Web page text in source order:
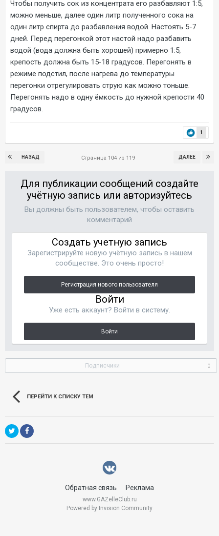
Чтобы получить сок из концентрата его разбавляют 1:5,
можно меньше, далее один литр полученного сока на
один литр спирта до разбавления водой. Настоять 5-7
дней. Перед перегонкой этот настой надо разбавить
водой (вода должна быть хорошей) примерно 1:5,
крепость должна быть 15-18 градусов. Перегонять в
режиме подстил, после нагрева до температуры
перегонки отрегулировать струю как можно тоньше.
Перегонять надо в одну ёмкость до нужной крепости 40
градусов.
1
НАЗАД ДАЛЕЕ
Страница 104 из 119
Для публикации сообщений создайте
учётную запись или авторизуйтесь
Вы должны быть пользователем, чтобы оставить
комментарий
Создать учетную запись
Зарегистрируйте новую учётную запись в нашем
сообществе. Это очень просто!
Регистрация нового пользователя
Войти
Уже есть аккаунт? Войти в систему.
Войти
Подписчики 0
ПЕРЕЙТИ К СПИСКУ ТЕМ
Обратная связь Реклама
www.GAZelleClub.ru
Powered by Invision Community